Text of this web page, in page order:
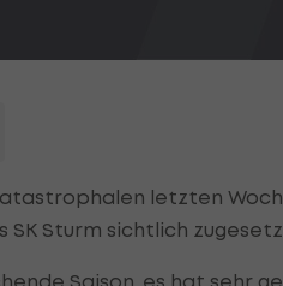
letzten
Sturm sichtlich